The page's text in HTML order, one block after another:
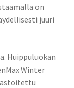
on
juuri
Huippuluokan
Winter